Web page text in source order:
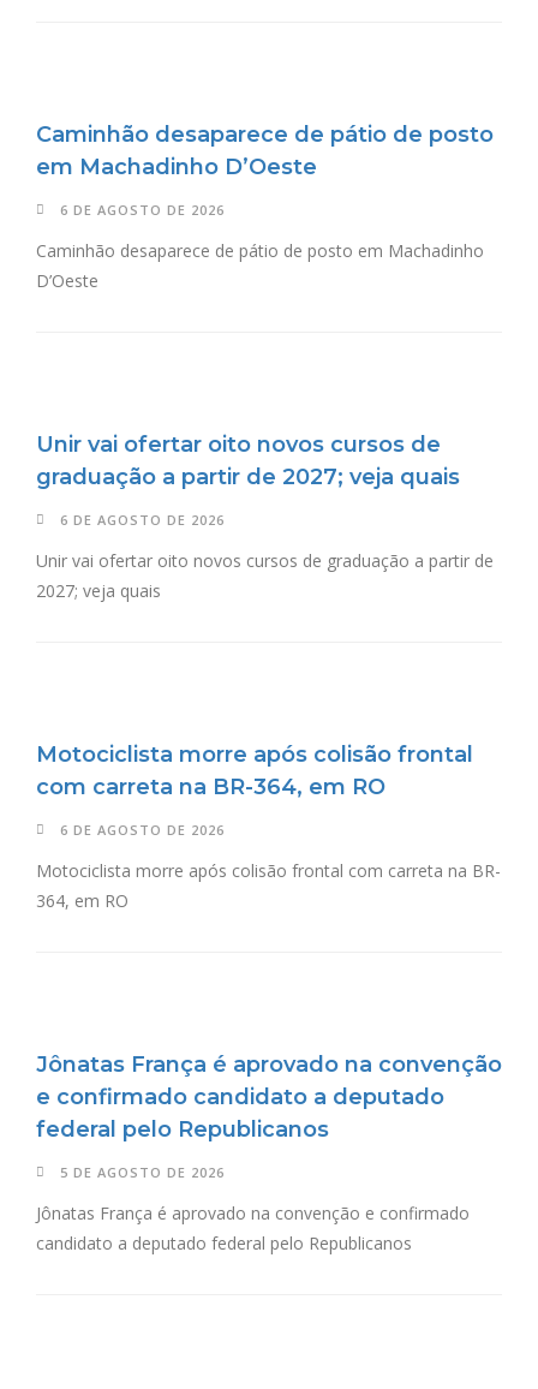
Caminhão desaparece de pátio de posto
em Machadinho D’Oeste
6 DE AGOSTO DE 2026
Caminhão desaparece de pátio de posto em Machadinho
D’Oeste
Unir vai ofertar oito novos cursos de
graduação a partir de 2027; veja quais
6 DE AGOSTO DE 2026
Unir vai ofertar oito novos cursos de graduação a partir de
2027; veja quais
Motociclista morre após colisão frontal
com carreta na BR-364, em RO
6 DE AGOSTO DE 2026
Motociclista morre após colisão frontal com carreta na BR-
364, em RO
Jônatas França é aprovado na convenção
e confirmado candidato a deputado
federal pelo Republicanos
5 DE AGOSTO DE 2026
Jônatas França é aprovado na convenção e confirmado
candidato a deputado federal pelo Republicanos